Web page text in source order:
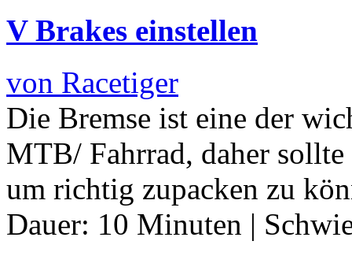
V Brakes einstellen
von Racetiger
Die Bremse ist eine der
MTB/ Fahrrad, daher
um richtig zupacken zu
Dauer: 10 Minuten |